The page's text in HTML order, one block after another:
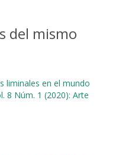
del mismo
liminales en el mundo
8 Núm. 1 (2020): Arte